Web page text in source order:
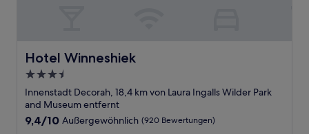
Hotel Winneshiek
Hotel Winneshiek
3.5-
Sterne-
Unterkunft
Innenstadt Decorah, 18,4 km von Laura Ingalls Wilder Park
and Museum entfernt
9.4
9,4/10 Außergewöhnlich (920 Bewertungen)